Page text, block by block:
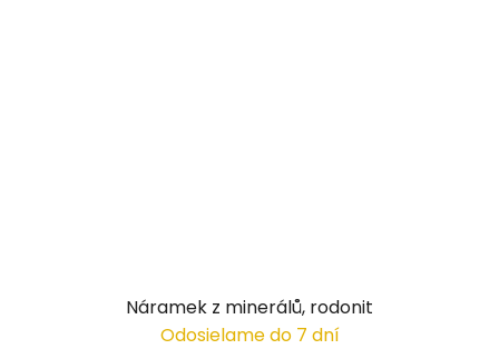
Náramek z minerálů, rodonit
Odosielame do 7 dní